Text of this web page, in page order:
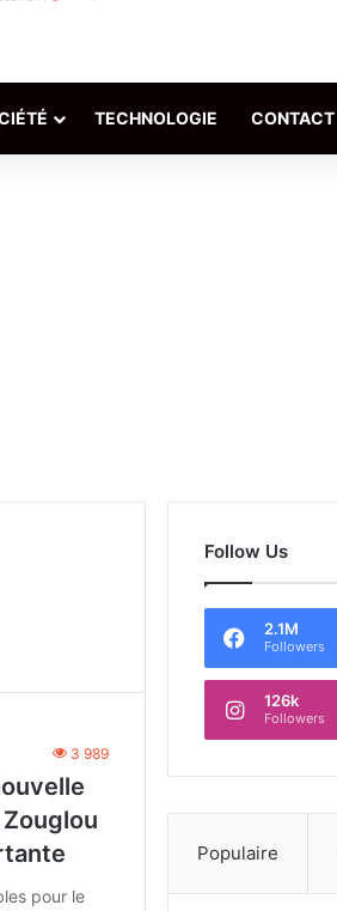
TECHNOLOGIE CONTACT
3 989
pour le
Follow Us
2.1M
Followers
126k
Followers
Populaire